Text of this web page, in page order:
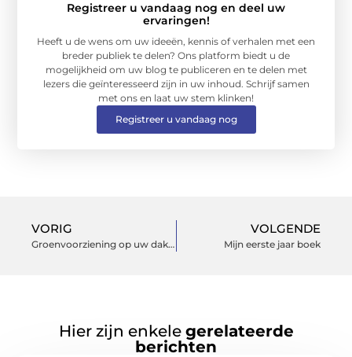
Registreer u vandaag nog en deel uw
ervaringen!
Heeft u de wens om uw ideeën, kennis of verhalen met een
breder publiek te delen? Ons platform biedt u de
mogelijkheid om uw blog te publiceren en te delen met
lezers die geïnteresseerd zijn in uw inhoud. Schrijf samen
met ons en laat uw stem klinken!
Registreer u vandaag nog
VORIG
Groenvoorziening op uw dak is wat nog ontbreekt
VOLGENDE
Mijn eerste jaar boek
Hier zijn enkele gerelateerde
berichten